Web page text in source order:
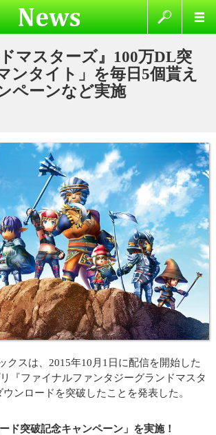
ドマスターズ』100万DL突
ンタイト」を毎日5個貰え
ペーンなど実施
クスは、2015年10月1日に配信を開始した
『ファイナルファンタジーグランドマスタ
ンロードを突破したことを発表した。
ド突破記念キャンペーン」を実施！